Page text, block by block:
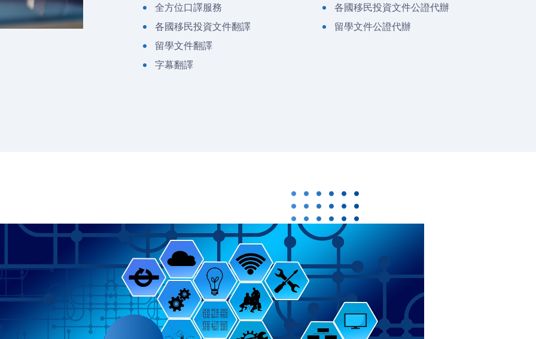
全方位口譯服務
各國移民投資文件翻譯
留學文件翻譯
字幕翻譯
各國移民投資文件公證代辦
留學文件公證代辦